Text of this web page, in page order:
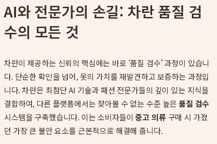
AI와 전문가의 손길: 차란 품질 검
수의 모든 것
차란이 제공하는 신뢰의 핵심에는 바로 '품질 검수' 과정이 있습니
다. 단순한 확인을 넘어, 옷의 가치를 재발견하고 보증하는 과정입
니다. 차란은 최첨단 AI 기술과 패션 전문가들의 깊이 있는 지식을
결합하여, 다른 플랫폼에서는 찾아볼 수 없는 수준 높은품질 검수
시스템을 구축했습니다. 이는 소비자들이중고 의류 구매 시 가졌
던 가장 큰 불안 요소를 근본적으로 해결해 줍니다.